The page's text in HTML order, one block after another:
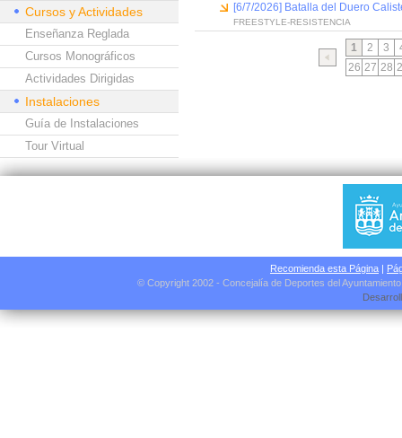
Cursos y Actividades
Enseñanza Reglada
Cursos Monográficos
Actividades Dirigidas
Instalaciones
Guía de Instalaciones
Tour Virtual
[6/7/2026] Batalla del Duero
FREESTYLE-RESISTENCIA
1 2 3
26 27 28
Recomienda esta Página |
© Copyright 2002 - Concejalía de Deportes del